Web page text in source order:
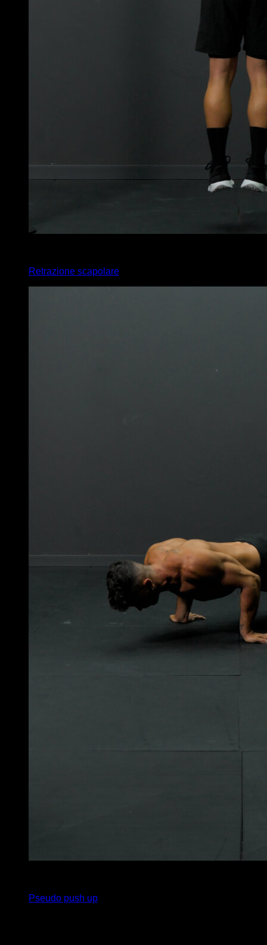
Retrazione scapolare
Pseudo push up